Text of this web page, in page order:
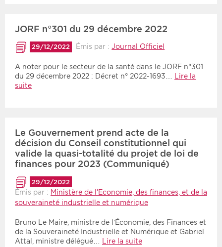
JORF n°301 du 29 décembre 2022
29/12/2022 Émis par :Journal Officiel
A noter pour le secteur de la santé dans le JORF n°301
du 29 décembre 2022 : Décret n° 2022-1693…
Lire la
suite
Le Gouvernement prend acte de la
décision du Conseil constitutionnel qui
valide la quasi-totalité du projet de loi de
finances pour 2023 (Communiqué)
29/12/2022
Émis par : Ministère de l'Economie, des finances, et de la
souveraineté industrielle et numérique
Bruno Le Maire, ministre de l’Économie, des Finances et
de la Souveraineté Industrielle et Numérique et Gabriel
Attal, ministre délégué… Lire la suite